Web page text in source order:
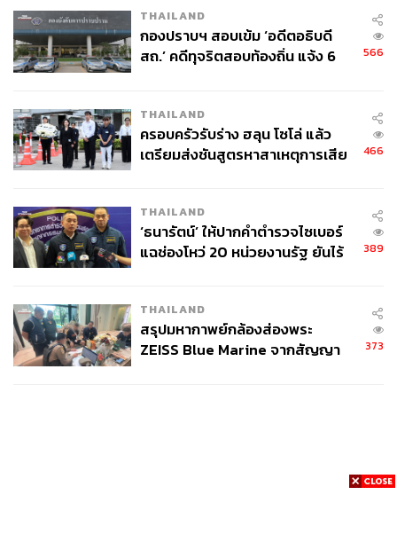
THAILAND
กองปราบฯ สอบเข้ม ‘อดีตอธิบดี
สถ.’ คดีทุจริตสอบท้องถิ่น แจ้ง 6
566
THAILAND
ครอบครัวรับร่าง ฮลุน โซโล่ แล้ว
เตรียมส่งชันสูตรหาสาเหตุการเสีย
466
THAILAND
‘ธนารัตน์’ ให้ปากคำตำรวจไซเบอร์
แฉช่องโหว่ 20 หน่วยงานรัฐ ยันไร้
389
THAILAND
สรุปมหากาพย์กล้องส่องพระ
ZEISS Blue Marine จากสัญญา
373